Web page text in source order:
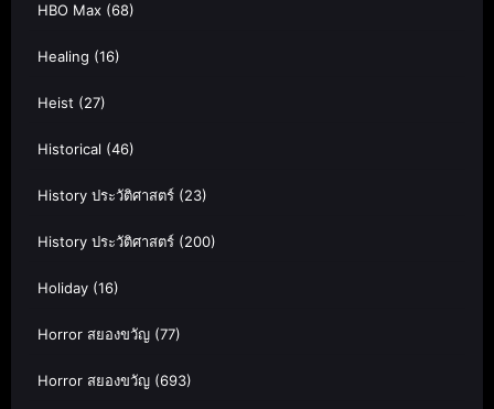
HBO Max (68)
Healing (16)
Heist (27)
Historical (46)
History ประวัติศาสตร์ (23)
History ประวัติศาสตร์ (200)
Holiday (16)
Horror สยองขวัญ (77)
Horror สยองขวัญ (693)